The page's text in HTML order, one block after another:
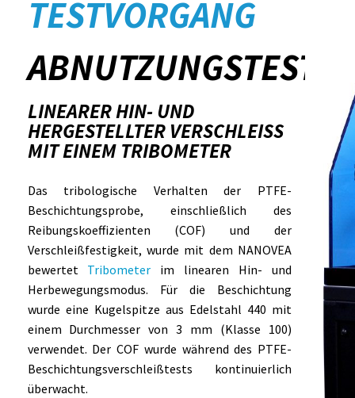
TESTVORGANG
ABNUTZUNGSTEST
LINEARER HIN- UND
HERGESTELLTER VERSCHLEISS M
IT EINEM TRIBOMETER
Das tribologische Verhalten der PTFE-
Beschichtungsprobe, einschließlich des
Reibungskoeffizienten (COF) und der
Verschleißfestigkeit, wurde mit dem NANOVEA
bewertet Tribometer im linearen Hin- und
Herbewegungsmodus. Für die Beschichtung
wurde eine Kugelspitze aus Edelstahl 440 mit
einem Durchmesser von 3 mm (Klasse 100)
verwendet. Der COF wurde während des PTFE-
Beschichtungsverschleißtests kontinuierlich
überwacht.